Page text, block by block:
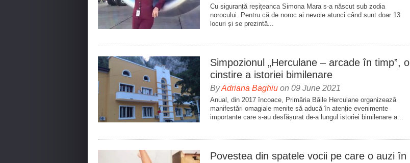
Cu siguranță reșițeanca Simona Mara s-a născut sub zodia
norocului. Pentru că de noroc ai nevoie atunci când sunt doar 13
locuri și se prezintă...
Simpozionul „Herculane – arcade în timp”, o
cinstire a istoriei bimilenare
ByAdriana Baghiu on 09 June 2021
Anual, din 2017 încoace, Primăria Băile Herculane organizează
manifestări omagiale menite să aducă în atenție evenimente
importante care s-au desfășurat de-a lungul istoriei bimilenare a...
Povestea din spatele vocii pe care o auzi în